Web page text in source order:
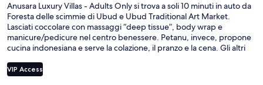
Anusara Luxury Villas - Adults Only si trova a soli 10 minuti in auto da
Foresta delle scimmie di Ubud e Ubud Traditional Art Market.
Lasciati coccolare con massaggi “deep tissue”, body wrap e
manicure/pedicure nel centro benessere. Petanu, invece, propone
cucina indonesiana e serve la colazione, il pranzo e la cena. Gli altri
bar/lounge e uno snack bar. Le recensioni degli ospiti lodano il
personale gentile della struttura.
VIP Access